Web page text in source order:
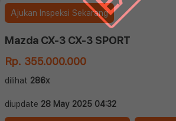
Ajukan Inspeksi Sekarang
Mazda CX-3 CX-3 SPORT
Rp. 355.000.000
dilihat 286x
diupdate 28 May 2025 04:32